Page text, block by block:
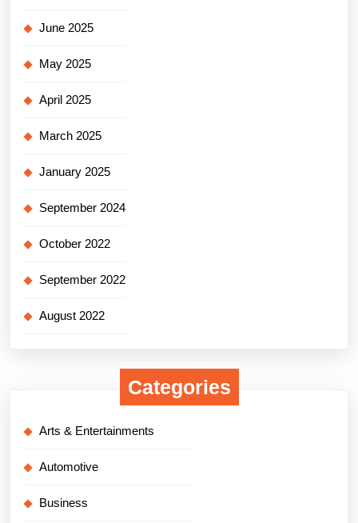
June 2025
May 2025
April 2025
March 2025
January 2025
September 2024
October 2022
September 2022
August 2022
Categories
Arts & Entertainments
Automotive
Business